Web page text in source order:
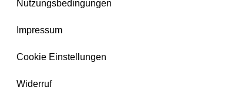
Nutzungsbedingungen
Impressum
Cookie Einstellungen
Widerruf